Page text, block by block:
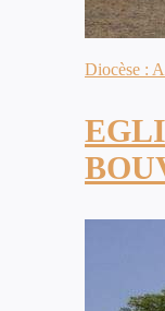
Diocèse :